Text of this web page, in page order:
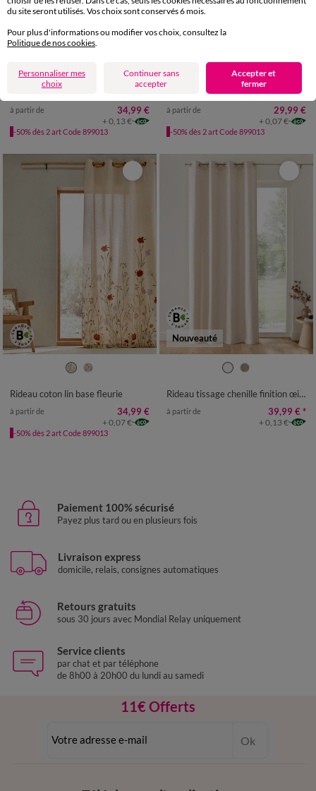
Fabriqué en UE
à partir de 34,99 €
+ 0,13 €
-50% dès 2 art Code 899013
Rideau bachette uni tamisant oeillets
à partir de 29,99 €
+ 0,07 €
-50% dès 2 art Code 899013
Rideau coton lin base fleurie
à partir de 34,99 €
+ 0,07 €
-50% dès 2 art Code 899013
Nouveauté
Rideau tissage chenille finition œillets
à partir de 39,99 € *
+ 0,13 €
Paiement 100% sécurisé
Payez plus tard ou en plusieurs fois
Livraison express
domicile, relais, consignes automatiques
Retours gratuits
sous 30 jours avec Mondial Relay uniquement
Service clients
par chat et par téléphone
de 8h00 à 20h00 du lundi au samedi
11€ Offerts
dès 20€ d’achat
Ok
du site seront utilisés. Vos choix sont conservés 6 mois.
Pour plus d'informations ou modifier vos choix, consultez la
Politique de nos cookies.
Personnaliser mes
choix
Continuer sans
accepter
Accepter et
fermer